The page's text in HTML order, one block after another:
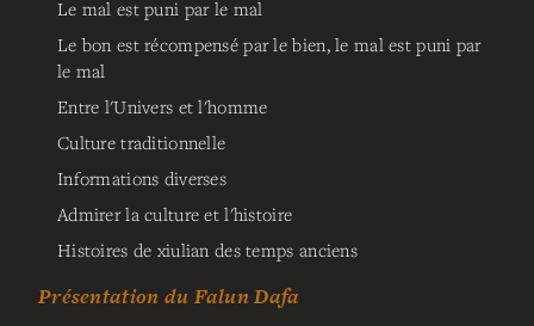
Le mal est puni par le mal
Le bon est récompensé par le bien, le mal est puni par
le mal
Entre l'Univers et l'homme
Culture traditionnelle
Informations diverses
Admirer la culture et l'histoire
Histoires de xiulian des temps anciens
Présentation du Falun Dafa